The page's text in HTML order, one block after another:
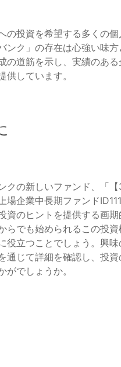
の投資を希望する多くの
ンク」の存在は心強い味
の道筋を示し、実績のあ
供しています。
クの新しいファンド、「
場企業中長期ファンド
資のヒントを提供する画期
らでも始められるこの投
役立つことでしょう。興
通じて詳細を確認し、投
がでしょうか。